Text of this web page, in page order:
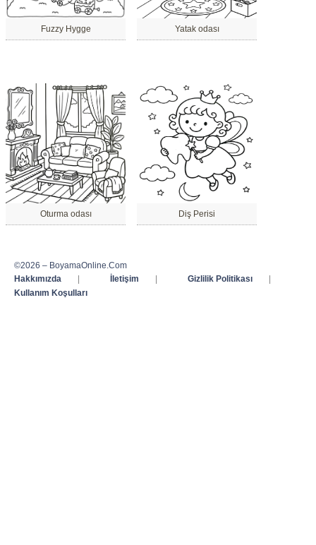
Fuzzy Hygge Yatak odası
Oturma odası Diş Perisi
©2026 – BoyamaOnline.Com
Hakkımızda
İletişim Gizlilik Politikası
Kullanım Koşulları